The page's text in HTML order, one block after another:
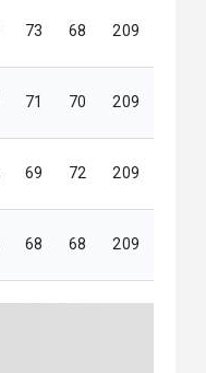
73 68 209
71 70 209
69 72 209
68 68 209